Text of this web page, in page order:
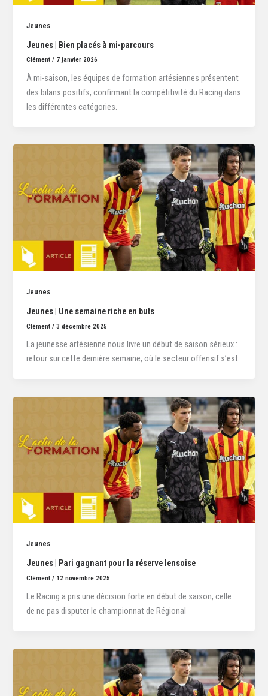
Jeunes
Jeunes | Bien placés à mi-parcours
Clément/ 7 janvier 2026
À mi-saison, les équipes de formation artésiennes présentent
des bilans positifs, confirmant la compétitivité du Racing dans
les différentes catégories.
Jeunes
Jeunes | Une semaine riche en buts
Clément/3 décembre 2025
La jeunesse artésienne nous livre un début de saison sérieux :
retour sur cette dernière semaine, où le secteur offensif s’est
Jeunes
Jeunes | Pari gagnant pour la réserve lensoise
Clément/ 12 novembre 2025
Le Racing a pris une décision forte en début de saison, celle
de ne pas disputer le championnat de Régional